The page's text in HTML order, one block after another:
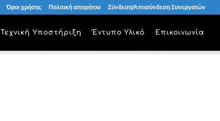
Όροι χρήσης Πολιτική απορήτου Σύνδεση/Αποσύνδεση Συνεργατών
Τεχνική Υποστήριξη Έντυπο Υλικό Επικοινωνία